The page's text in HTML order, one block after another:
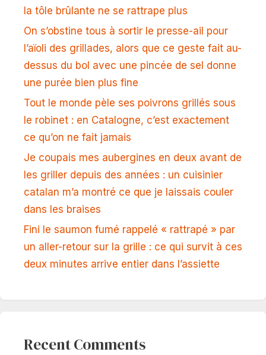
la tôle brûlante ne se rattrape plus
On s’obstine tous à sortir le presse-ail pour
l’aïoli des grillades, alors que ce geste fait au-
dessus du bol avec une pincée de sel donne
une purée bien plus fine
Tout le monde pèle ses poivrons grillés sous
le robinet : en Catalogne, c’est exactement
ce qu’on ne fait jamais
Je coupais mes aubergines en deux avant de
les griller depuis des années : un cuisinier
catalan m’a montré ce que je laissais couler
dans les braises
Fini le saumon fumé rappelé « rattrapé » par
un aller-retour sur la grille : ce qui survit à ces
deux minutes arrive entier dans l’assiette
Recent Comments